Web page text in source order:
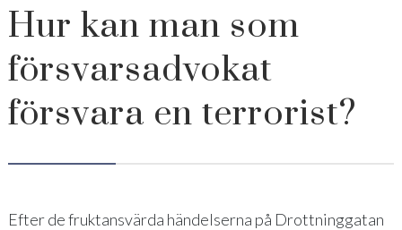
Hur kan man som
försvarsadvokat
försvara en terrorist?
Efter de fruktansvärda händelserna på Drottninggatan